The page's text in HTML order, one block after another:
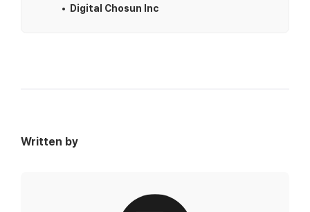
Digital Chosun Inc
Written by